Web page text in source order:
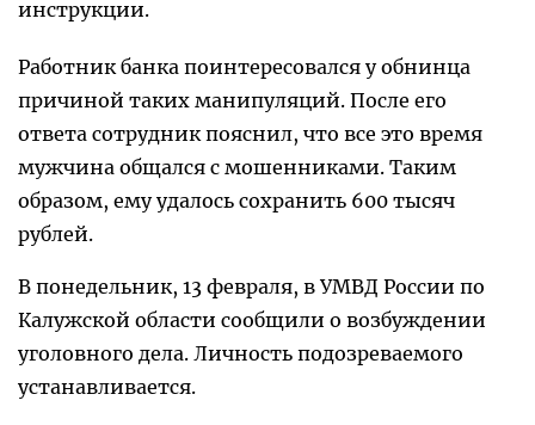
инструкции.
Работник банка поинтересовался у обнинца
причиной таких манипуляций. После его
ответа сотрудник пояснил, что все это время
мужчина общался с мошенниками. Таким
образом, ему удалось сохранить 600 тысяч
рублей.
В понедельник, 13 февраля, в УМВД России по
Калужской области сообщили о возбуждении
уголовного дела. Личность подозреваемого
устанавливается.